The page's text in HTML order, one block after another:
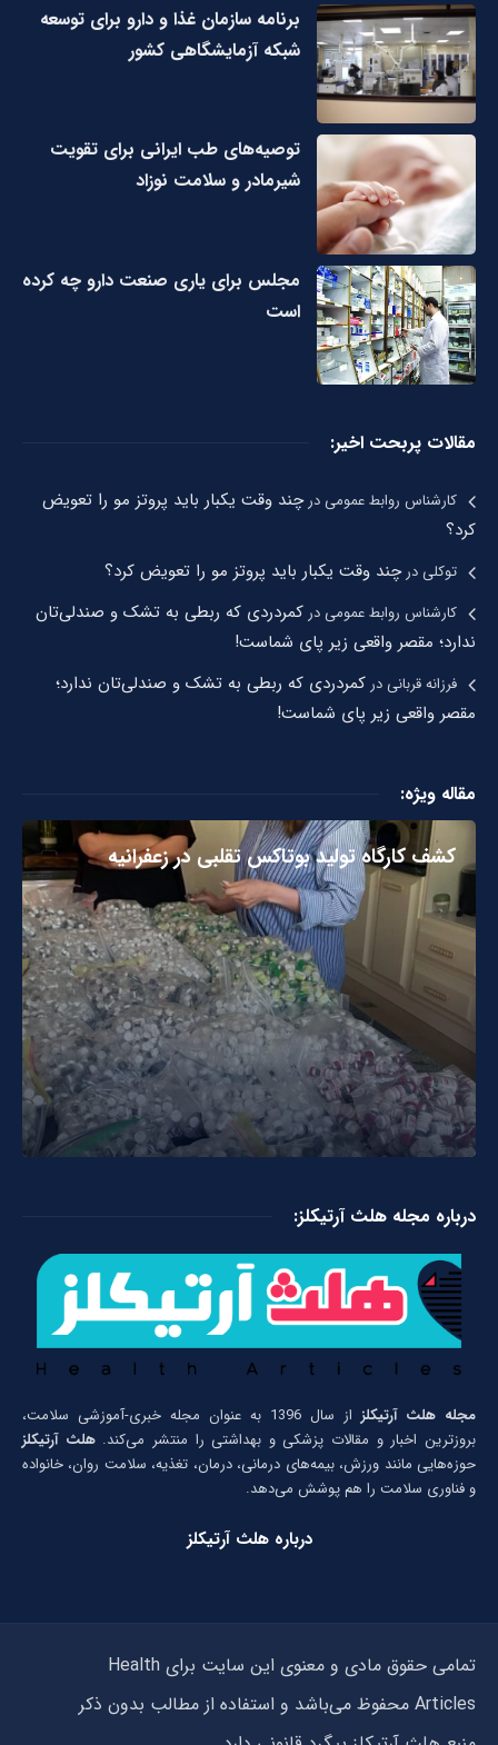
برنامه سازمان غذا و دارو برای توسعه
شبکه آزمایشگاهی کشور
توصیه‌های طب ایرانی برای تقویت
شیرمادر و سلامت نوزاد
مجلس برای یاری صنعت دارو چه کرده
است
مقالات پربحت اخیر:
کارشناس روابط عمومیدرچند وقت یکبار باید پروتز مو را تعویض
کرد؟
توکلیدرچند وقت یکبار باید پروتز مو را تعویض کرد؟
کارشناس روابط عمومیدرکمردردی که ربطی به تشک و صندلی‌تان
ندارد؛ مقصر واقعی زیر پای شماست!
فرزانه قربانیدرکمردردی که ربطی به تشک و صندلی‌تان ندارد؛
مقصر واقعی زیر پای شماست!
مقاله ویژه:
کشف کارگاه تولید بوتاکس تقلبی در زعفرانیه
درباره مجله هلث آرتیکلز:
مجله هلث آرتیکلز
از سال 1396 به عنوان مجله خبری-آموزشی سلامت،
بروزترین اخبار و مقالات پزشکی و بهداشتی را منتشر می‌کند.هلث آرتیکلز
حوزه‌هایی مانند ورزش، بیمه‌های درمانی، درمان، تغذیه، سلامت روان، خانواده
و فناوری سلامت را هم پوشش می‌دهد.
درباره هلث آرتیکلز
تمامی حقوق مادی و معنوی این سایت برای Health
Articles محفوظ می‌باشد و استفاده از مطالب بدون ذکر